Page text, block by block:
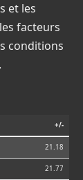
et les
facteurs
conditions
+/-
21.18
21.77